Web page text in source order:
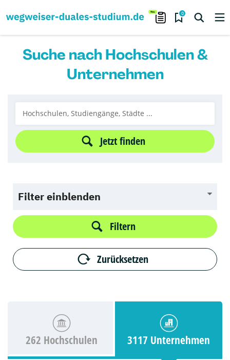
0
Suche nach Hochschulen &
Unternehmen
Jetzt finden
Filter einblenden
Filtern
Zurücksetzen
262 Hochschulen 3117 Unternehmen